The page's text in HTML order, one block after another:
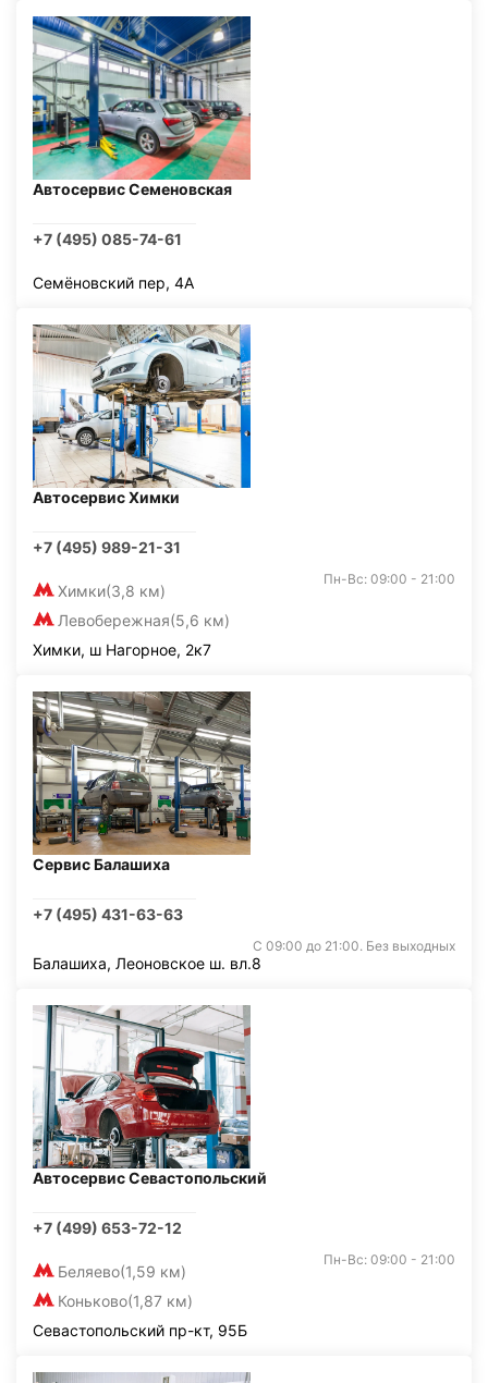
Автосервис Семеновская
+7 (495) 085-74-61
Семёновский пер, 4А
Автосервис Химки
+7 (495) 989-21-31
Химки(3,8 км)
Левобережная(5,6 км)
Пн-Вс: 09:00 - 21:00
Химки, ш Нагорное, 2к7
Сервис Балашиха
+7 (495) 431-63-63
С 09:00 до 21:00. Без выходных
Балашиха, Леоновское ш. вл.8
Автосервис Севастопольский
+7 (499) 653-72-12
Беляево(1,59 км)
Коньково(1,87 км)
Пн-Вс: 09:00 - 21:00
Севастопольский пр-кт, 95Б